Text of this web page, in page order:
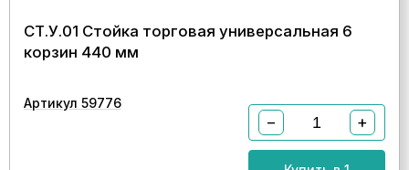
СТ.У.01 Стойка торговая универсальная 6
корзин 440 мм
Артикул 59776
− +